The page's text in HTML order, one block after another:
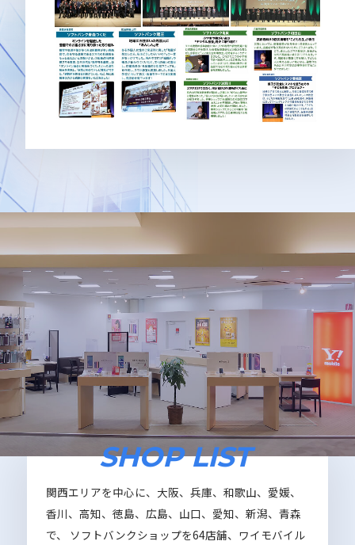
SHOP LIST
関西エリアを中心に、大阪、兵庫、和歌山、愛媛、
香川、高知、徳島、広島、山口、愛知、新潟、青森
で、 ソフトバンクショップを64店舗、ワイモバイル